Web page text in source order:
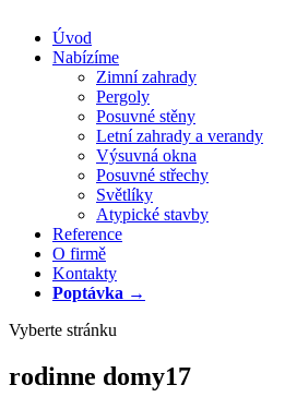
Úvod
Nabízíme
Zimní zahrady
Pergoly
Posuvné stěny
Letní zahrady a verandy
Výsuvná okna
Posuvné střechy
Světlíky
Atypické stavby
Reference
O firmě
Kontakty
Poptávka →
Vyberte stránku
rodinne domy17